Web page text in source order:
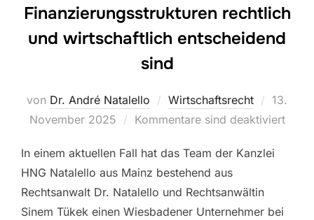
Finanzierungsstrukturen rechtlich
und wirtschaftlich entscheidend
sind
von Dr. André Natalello Wirtschaftsrecht
13.
November 2025
Kommentare sind deaktiviert
In einem aktuellen Fall hat das Team der Kanzlei
HNG Natalello aus Mainz bestehend aus
Rechtsanwalt Dr. Natalello und Rechtsanwältin
Sinem Tükek einen Wiesbadener Unternehmer bei